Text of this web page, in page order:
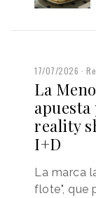
17/07/2026
La
reality
I+D
La marca
flote", que